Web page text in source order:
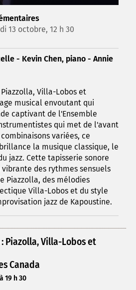
13 octobre, 12 h 30
- Kevin Chen, piano - Annie
Villa-Lobos et
musical envoutant qui
captivant de l'Ensemble
qui met de l'avant
variées, ce
la musique classique, le
jazz. Cette tapisserie sonore
des rythmes sensuels
Piazzolla, des mélodies
Villa-Lobos et du style
jazz de Kapoustine.
Piazolla, Villa-Lobos et
Canada
19 h 30